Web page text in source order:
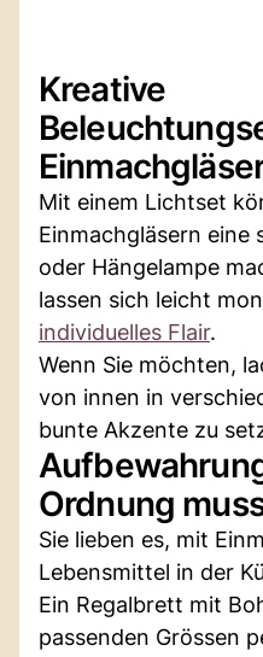
Kreative
Mit einem Lichtset
Einmachgläsern eine
oder Hängelampe
lassen sich leicht
individuelles Flair.
Wenn Sie möchten,
von innen in
bunte Akzente zu
Ordnung
Sie lieben es, mit
Lebensmittel in der
Ein Regalbrett mit
passenden Grössen